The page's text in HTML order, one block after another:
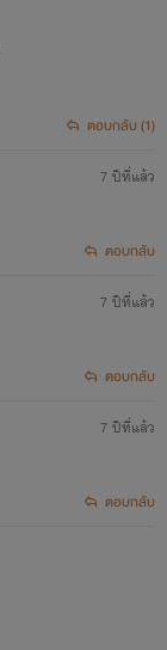
ตอบกลับ (1)
7 ปีที่แล้ว
ตอบกลับ
7 ปีที่แล้ว
ตอบกลับ
7 ปีที่แล้ว
ตอบกลับ